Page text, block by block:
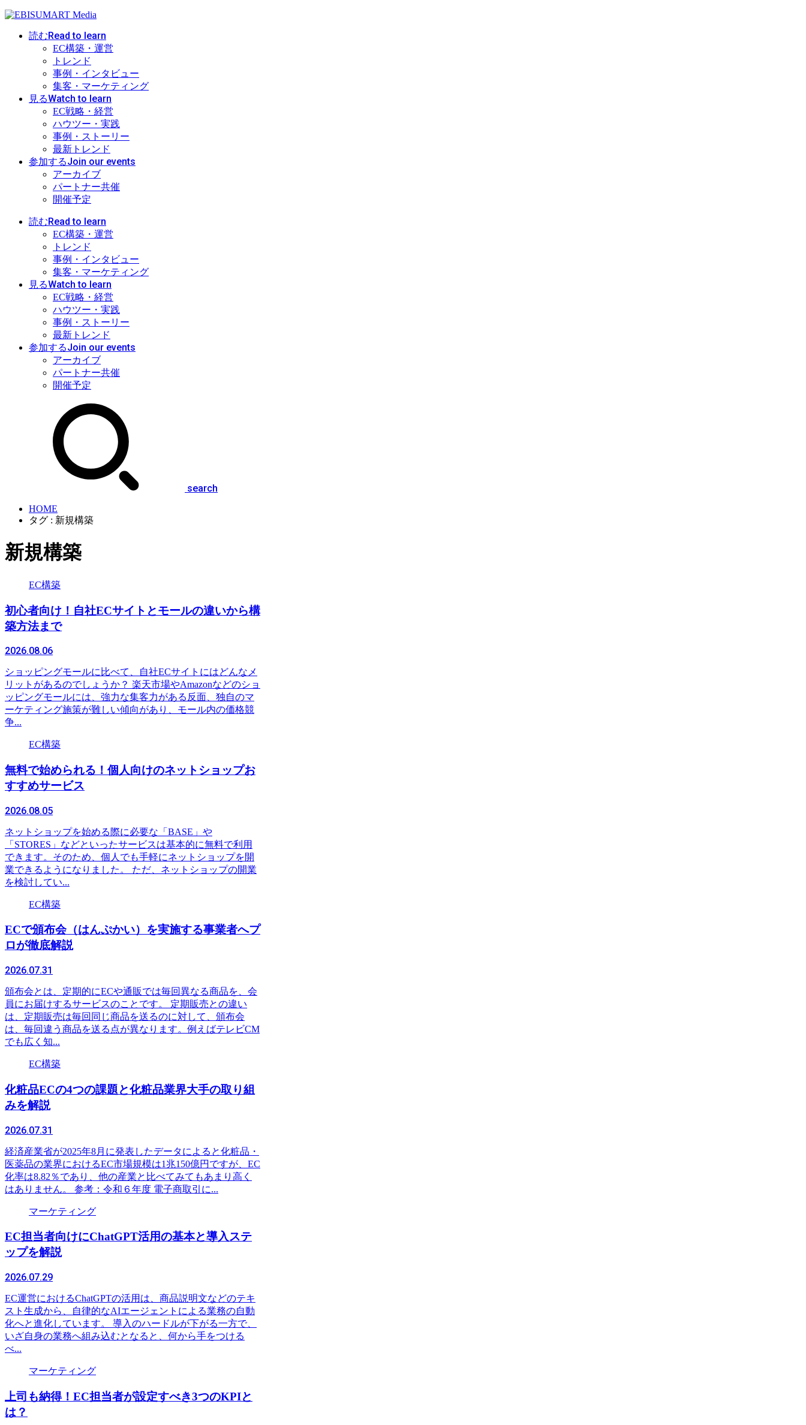
読むRead to learn
EC構築・運営
トレンド
事例・インタビュー
集客・マーケティング
見るWatch to learn
EC戦略・経営
ハウツー・実践
事例・ストーリー
最新トレンド
参加するJoin our events
アーカイブ
パートナー共催
開催予定
読むRead to learn
EC構築・運営
トレンド
事例・インタビュー
集客・マーケティング
見るWatch to learn
EC戦略・経営
ハウツー・実践
事例・ストーリー
最新トレンド
参加するJoin our events
アーカイブ
パートナー共催
開催予定
search
HOME
タグ : 新規構築
新規構築
EC構築
初心者向け！自社ECサイトとモールの違いから構
築方法まで
2026.08.06
ショッピングモールに比べて、自社ECサイトにはどんなメ
リットがあるのでしょうか？ 楽天市場やAmazonなどのショ
ッピングモールには、強力な集客力がある反面、独自のマ
ーケティング施策が難しい傾向があり、モール内の価格競
争...
EC構築
無料で始められる！個人向けのネットショップお
すすめサービス
2026.08.05
ネットショップを始める際に必要な「BASE」や
「STORES」などといったサービスは基本的に無料で利用
できます。そのため、個人でも手軽にネットショップを開
業できるようになりました。 ただ、ネットショップの開業
を検討してい...
EC構築
ECで頒布会（はんぷかい）を実施する事業者へプ
ロが徹底解説
2026.07.31
頒布会とは、定期的にECや通販では毎回異なる商品を、会
員にお届けするサービスのことです。 定期販売との違い
は、定期販売は毎回同じ商品を送るのに対して、頒布会
は、毎回違う商品を送る点が異なります。例えばテレビCM
でも広く知...
EC構築
化粧品ECの4つの課題と化粧品業界大手の取り組
みを解説
2026.07.31
経済産業省が2025年8月に発表したデータによると化粧品・
医薬品の業界におけるEC市場規模は1兆150億円ですが、EC
化率は8.82％であり、他の産業と比べてみてもあまり高く
はありません。 参考：令和６年度 電子商取引に...
マーケティング
EC担当者向けにChatGPT活用の基本と導入ステ
ップを解説
2026.07.29
EC運営におけるChatGPTの活用は、商品説明文などのテキ
スト生成から、自律的なAIエージェントによる業務の自動
化へと進化しています。 導入のハードルが下がる一方で、
いざ自身の業務へ組み込むとなると、何から手をつける
べ...
マーケティング
上司も納得！EC担当者が設定すべき3つのKPIと
は？